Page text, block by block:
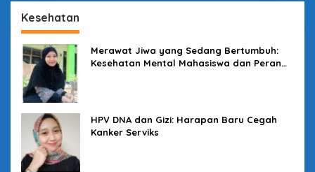
Kesehatan
Merawat Jiwa yang Sedang Bertumbuh:
Kesehatan Mental Mahasiswa dan Peran
HPV DNA dan Gizi: Harapan Baru Cegah
Kanker Serviks